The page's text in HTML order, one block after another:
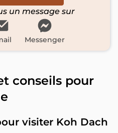
un message sur
Messenger
conseils pour
visiter Koh Dach